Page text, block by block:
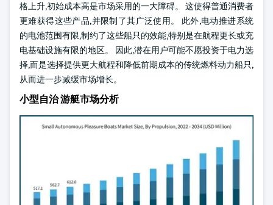
格上升,初始成本高是市场采用的一大障碍。 这使得普通消费者
更难获得这些产品,并限制了其广泛使用。 此外,电动推进系统
的电池范围有限,制约了这些船只的效能,特别是在航程更长或充
电基础设施有限的地区。 因此,潜在用户可能不愿投资于电力选
择,而是选择提供更大航程和降低前期成本的传统燃料动力船只,
从而进一步减缓市场增长。
小型自治 游艇市场分析